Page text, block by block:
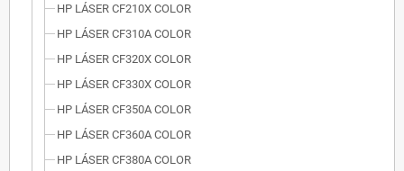
HP LÁSER CF210X COLOR
HP LÁSER CF310A COLOR
HP LÁSER CF320X COLOR
HP LÁSER CF330X COLOR
HP LÁSER CF350A COLOR
HP LÁSER CF360A COLOR
HP LÁSER CF380A COLOR